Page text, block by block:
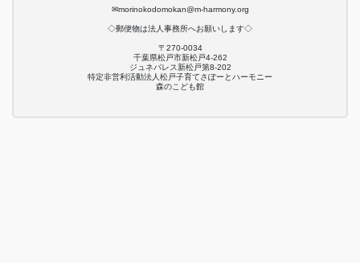
✉morinokodomokan@m-harmony.org
◇郵便物は法人事務所へお願いします◇
〒270-0034
千葉県松戸市新松戸4-262
ジュネパレス新松戸第8-202
特定非営利活動法人松戸子育てさぽーとハーモニー
森のこども館